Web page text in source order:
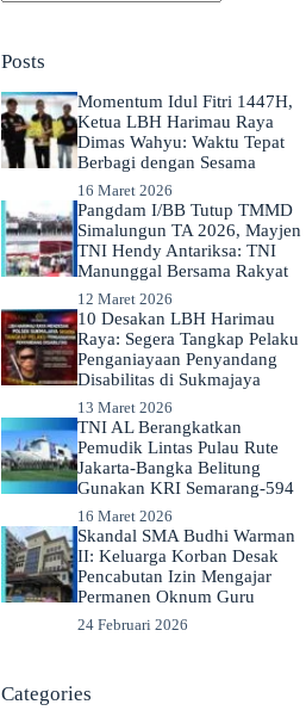
Posts
Momentum Idul Fitri 1447H,
Ketua LBH Harimau Raya
Dimas Wahyu: Waktu Tepat
Berbagi dengan Sesama
16 Maret 2026
Pangdam I/BB Tutup TMMD
Simalungun TA 2026, Mayjen
TNI Hendy Antariksa: TNI
Manunggal Bersama Rakyat
12 Maret 2026
​10 Desakan LBH Harimau
Raya: Segera Tangkap Pelaku
Penganiayaan Penyandang
Disabilitas di Sukmajaya
13 Maret 2026
TNI AL Berangkatkan
Pemudik Lintas Pulau Rute
Jakarta-Bangka Belitung
Gunakan KRI Semarang-594
16 Maret 2026
Skandal SMA Budhi Warman
II: Keluarga Korban Desak
Pencabutan Izin Mengajar
Permanen Oknum Guru
24 Februari 2026
Categories